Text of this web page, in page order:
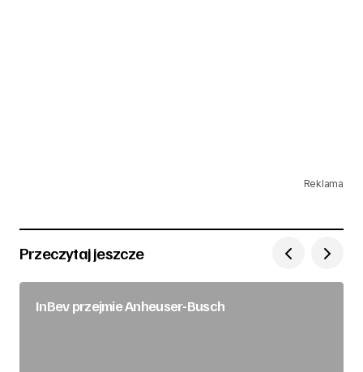
Reklama
Przeczytaj jeszcze
InBev przejmie Anheuser-Busch